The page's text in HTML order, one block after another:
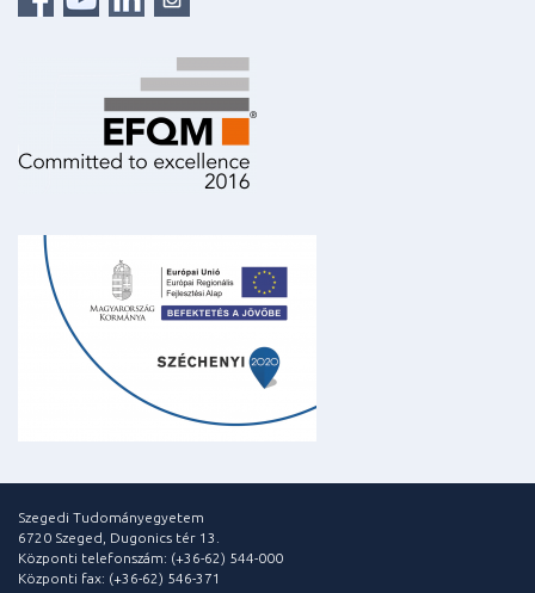
Szegedi Tudományegyetem
6720 Szeged, Dugonics tér 13.
Központi telefonszám: (+36-62) 544-000
Központi fax: (+36-62) 546-371